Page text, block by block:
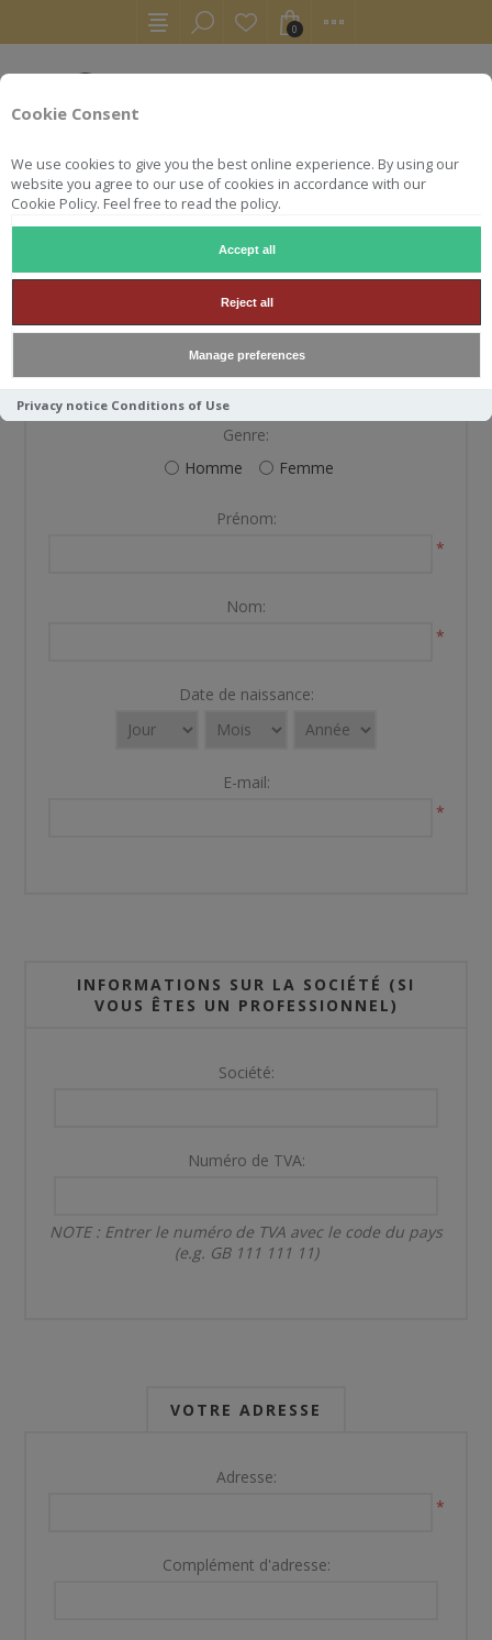
Cookie Consent
We use cookies to give you the best online experience. By using our
website you agree to our use of cookies in accordance with our
Cookie Policy. Feel free to read the policy.
Accept all
Reject all
Manage preferences
Privacy notice Conditions of Use
0
S'ENREGISTRER
VOS INFORMATIONS PERSONNELLES
Genre:
Homme
Femme
Prénom:
*
Nom:
*
Date de naissance:
E-mail:
*
INFORMATIONS SUR LA SOCIÉTÉ (SI
VOUS ÊTES UN PROFESSIONNEL)
Société:
Numéro de TVA:
NOTE : Entrer le numéro de TVA avec le code du pays
(e.g. GB 111 111 11)
VOTRE ADRESSE
Adresse:
*
Complément d'adresse: